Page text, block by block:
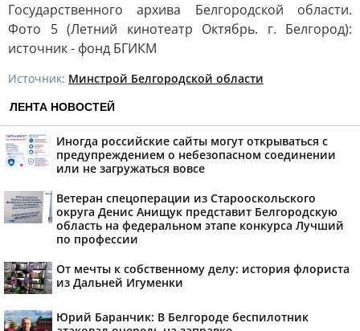
Государственного архива Белгородской области.
Фото 5 (Летний кинотеатр Октябрь. г. Белгород):
источник - фонд БГИКМ
Источник: Минстрой Белгородской области
ЛЕНТА НОВОСТЕЙ
Иногда российские сайты могут открываться с
предупреждением о небезопасном соединении
или не загружаться вовсе
Ветеран спецоперации из Старооскольского
округа Денис Анищук представит Белгородскую
область на федеральном этапе конкурса Лучший
по профессии
От мечты к собственному делу: история флориста
из Дальней Игуменки
Юрий Баранчик: В Белгороде беспилотник